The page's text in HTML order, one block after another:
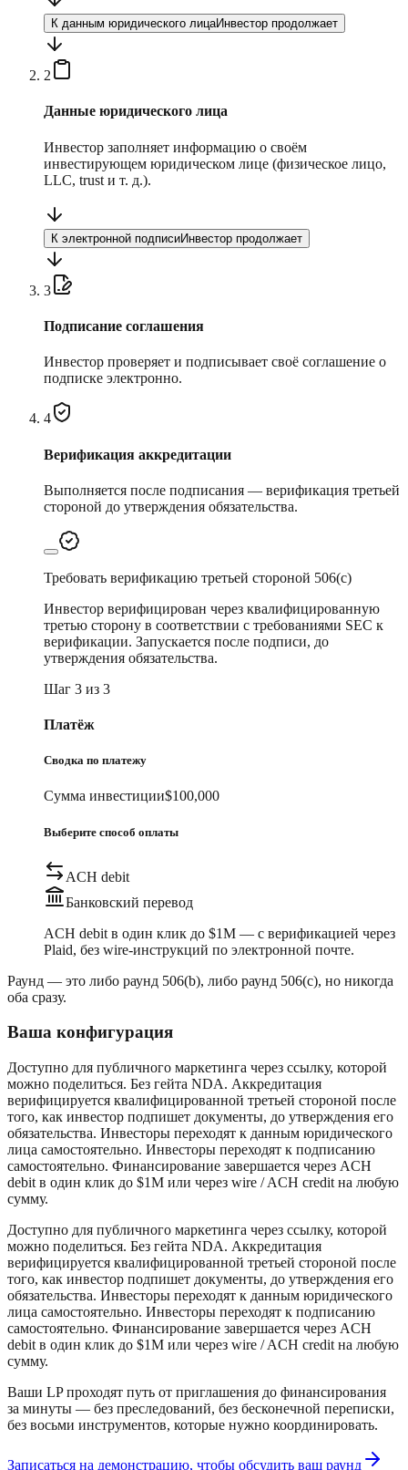
К данным юридического лицаИнвестор продолжает
2
Данные юридического лица
Инвестор заполняет информацию о своём
инвестирующем юридическом лице (физическое лицо,
LLC, trust и т. д.).
К электронной подписиИнвестор продолжает
3
Подписание соглашения
Инвестор проверяет и подписывает своё соглашение о
подписке электронно.
4
Верификация аккредитации
Выполняется после подписания — верификация третьей
стороной до утверждения обязательства.
Требовать верификацию третьей стороной 506(c)
Инвестор верифицирован через квалифицированную
третью сторону в соответствии с требованиями SEC к
верификации. Запускается после подписи, до
утверждения обязательства.
Шаг 3 из 3
Платёж
Сводка по платежу
Сумма инвестиции$100,000
Выберите способ оплаты
ACH debit
Банковский перевод
ACH debit в один клик до $1M — с верификацией через
Plaid, без wire-инструкций по электронной почте.
Раунд — это либо раунд 506(b), либо раунд 506(c), но никогда
оба сразу.
Ваша конфигурация
Доступно для публичного маркетинга через ссылку, которой
можно поделиться. Без гейта NDA. Аккредитация
верифицируется квалифицированной третьей стороной после
того, как инвестор подпишет документы, до утверждения его
обязательства. Инвесторы переходят к данным юридического
лица самостоятельно. Инвесторы переходят к подписанию
самостоятельно. Финансирование завершается через ACH
debit в один клик до $1M или через wire / ACH credit на любую
сумму.
Доступно для публичного маркетинга через ссылку, которой
можно поделиться. Без гейта NDA. Аккредитация
верифицируется квалифицированной третьей стороной после
того, как инвестор подпишет документы, до утверждения его
обязательства. Инвесторы переходят к данным юридического
лица самостоятельно. Инвесторы переходят к подписанию
самостоятельно. Финансирование завершается через ACH
debit в один клик до $1M или через wire / ACH credit на любую
сумму.
Ваши LP проходят путь от приглашения до финансирования
за минуты — без преследований, без бесконечной переписки,
без восьми инструментов, которые нужно координировать.
Записаться на демонстрацию, чтобы обсудить ваш раунд